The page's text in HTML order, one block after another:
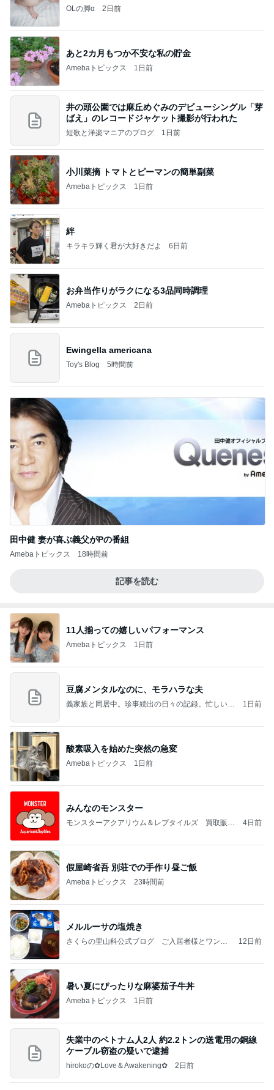
OLの脚α 2日前
あと2カ月もつか不安な私の貯金
Amebaトピックス 1日前
井の頭公園では麻丘めぐみのデビューシングル「芽
ばえ」のレコードジャケット撮影が行われた
短歌と洋楽マニアのブログ 1日前
小川菜摘 トマトとピーマンの簡単副菜
Amebaトピックス 1日前
絆
キラキラ輝く君が大好きだよ 6日前
お弁当作りがラクになる3品同時調理
Amebaトピックス 2日前
Ewingella americana
Toy's Blog 5時間前
田中健 妻が喜ぶ義父がPの番組
Amebaトピックス 18時間前
記事を読む
11人揃っての嬉しいパフォーマンス
Amebaトピックス 1日前
豆腐メンタルなのに、モラハラな夫
義家族と同居中。珍事続出の日々の記録。忙しい時
1日前
酸素吸入を始めた突然の急変
Amebaトピックス 1日前
みんなのモンスター
モンスターアクアリウム＆レプタイルズ 買取販売
4日前
假屋崎省吾 別荘での手作り昼ご飯
Amebaトピックス 23時間前
メルルーサの塩焼き
さくらの里山科公式ブログ ご入居者様とワンち
12日前
暑い夏にぴったりな麻婆茄子牛丼
Amebaトピックス 1日前
失業中のベトナム人2人 約2.2トンの送電用の銅線
ケーブル窃盗の疑いで逮捕
hirokoの✿Love＆Awakening✿ 2日前